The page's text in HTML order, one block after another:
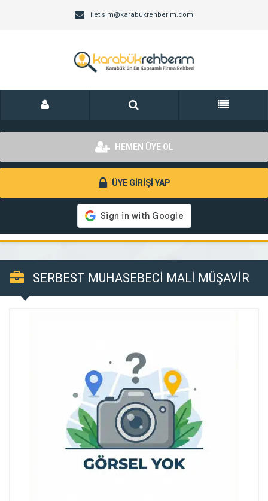
iletisim@karabukrehberim.com
HEMEN ÜYE OL
ÜYE GİRİŞİ YAP
SERBEST MUHASEBECİ MALİ MÜŞAVİR